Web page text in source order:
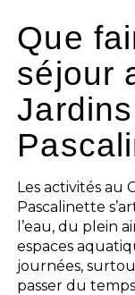
Que
séjour
Les activités au
Pascalinette
l’eau, du plein
espaces
journées,
passer du